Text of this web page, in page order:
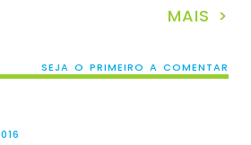
MAIS >
SEJA O PRIMEIRO A COMENTAR